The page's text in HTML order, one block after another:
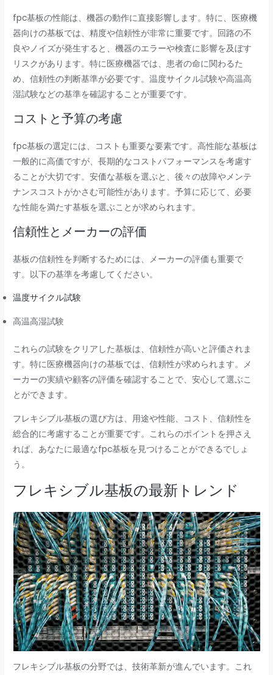
fpc基板の性能は、機器の動作に直接影響します。特に、医療機
器向けの基板では、精度や信頼性が非常に重要です。回路の不
良やノイズが発生すると、機器のエラーや検査に影響を及ぼす
リスクがあります。特に医療機器では、患者の命に関わるた
め、信頼性の判断基準が必要です。温度サイクル試験や高温高
湿試験などの基準を確認することが重要です。
コストと予算の考慮
fpc基板の選定には、コストも重要な要素です。高性能な基板は
一般的に高価ですが、長期的なコストパフォーマンスを考慮す
ることが大切です。安価な基板を選ぶと、後々の故障やメンテ
ナンスコストがかさむ可能性があります。予算に応じて、必要
な性能を満たす基板を選ぶことが求められます。
信頼性とメーカーの評価
基板の信頼性を判断するためには、メーカーの評価も重要で
す。以下の基準を考慮してください。
温度サイクル試験
高温高湿試験
これらの試験をクリアした基板は、信頼性が高いと評価されま
す。特に医療機器向けの基板では、信頼性が求められます。メ
ーカーの実績や顧客の評価を確認することで、安心して選ぶこ
とができます。
フレキシブル基板の選び方は、用途や性能、コスト、信頼性を
総合的に考慮することが重要です。これらのポイントを押さえ
れば、あなたに最適なfpc基板を見つけることができるでしょ
う。
フレキシブル基板の最新トレンド
フレキシブル基板の分野では、技術革新が進んでいます。これ